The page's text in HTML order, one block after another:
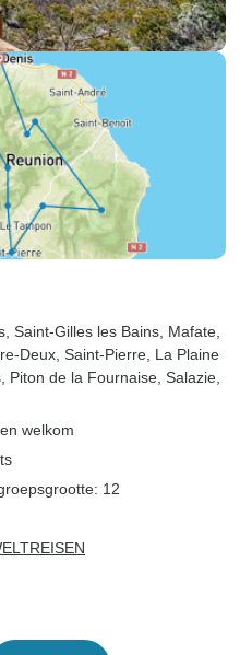
, Saint-Gilles les Bains , Mafate
Deux , Saint-Pierre , La Plaine
, Piton de la Fournaise , Salazie
welkom
12